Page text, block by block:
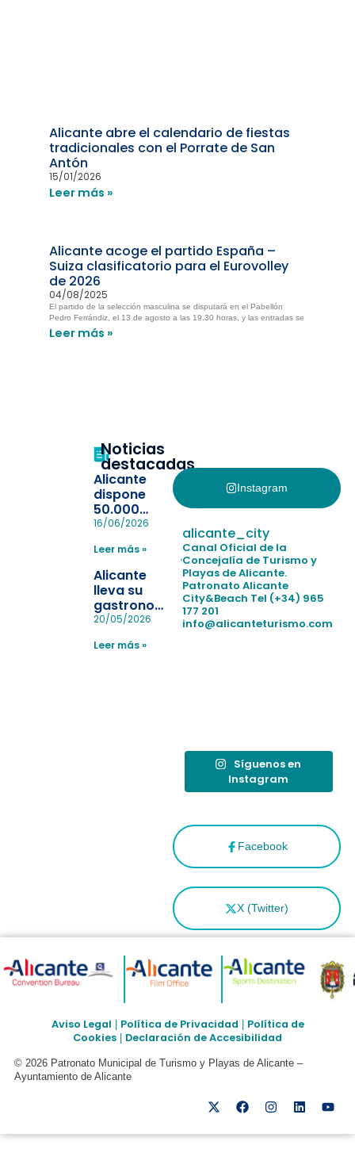
Alicante abre el calendario de fiestas
tradicionales con el Porrate de San
Antón
15/01/2026
Leer más »
Alicante acoge el partido España –
Suiza clasificatorio para el Eurovolley
de 2026
04/08/2025
El partido de la selección masculina se disputará en el Pabellón
Pedro Ferrándiz, el 13 de agosto a las 19.30 horas, y las entradas se
Leer más »
Noticias
destacadas
Alicante
dispone
50.000
pulseras
la
pérdida de niños
en las
playas y
realiza con
éxito un
simulacro de socorrismo
16/06/2026
Leer más »
Alicante
lleva su
gastronomía
a Madrid
reforzar el
20/05/2026
Leer más »
Instagram
Facebook
X (Twitter)
alicante_city
Canal Oficial de la
Concejalía de Turismo y
Playas de Alicante.
Patronato Alicante
City&Beach Tel (+34) 965
177 201
info@alicanteturismo.com
Síguenos en
Instagram
Aviso Legal Política de Privacidad
Política de
Cookies
Declaración de Accesibilidad
© 2026 Patronato Municipal de Turismo y Playas de Alicante –
Ayuntamiento de Alicante